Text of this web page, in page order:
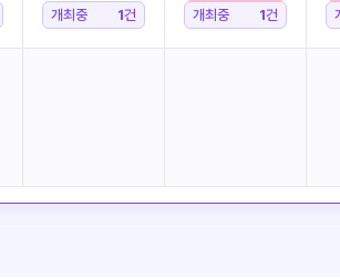
개최중 1건
개최중
1건